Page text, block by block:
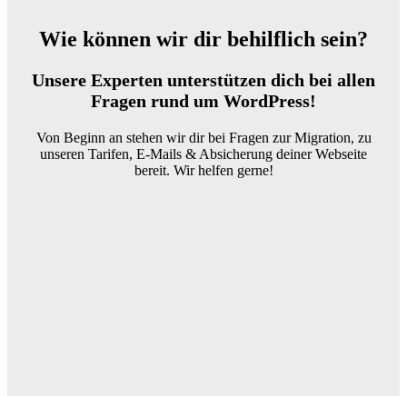
Wie können wir dir behilflich sein?
Unsere Experten unterstützen dich bei allen
Fragen rund um WordPress!
Von Beginn an stehen wir dir bei Fragen zur Migration, zu
unseren Tarifen, E-Mails & Absicherung deiner Webseite
bereit. Wir helfen gerne!